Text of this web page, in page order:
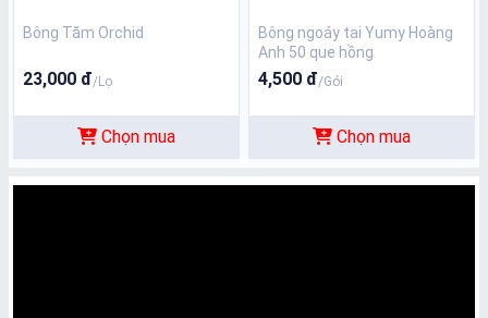
Bông Tăm Orchid
23,000 đ/Lọ
Chọn mua
Bông ngoáy tai Yumy Hoàng
Anh 50 que hồng
4,500 đ/Gói
Chọn mua